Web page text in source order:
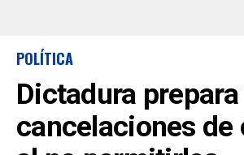
POLÍTICA
Dictadura
cancelaciones de